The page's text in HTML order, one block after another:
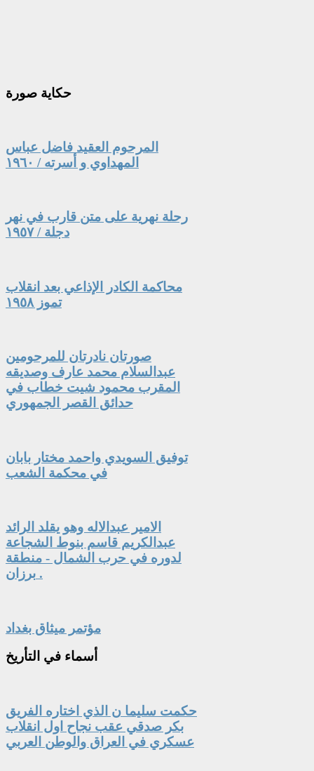
حكاية صورة
المرحوم العقيد فاضل عباس
المهداوي و أسرته / ١٩٦٠
رحلة نهرية على متن قارب في نهر
دجلة / ١٩٥٧
محاكمة الكادر الإذاعي بعد انقلاب
تموز ١٩٥٨
صورتان نادرتان للمرحومين
عبدالسلام محمد عارف وصديقه
المقرب محمود شيت خطاب في
حدائق القصر الجمهوري
توفيق السويدي واحمد مختار بابان
في محكمة الشعب
الامير عبدالاله وهو يقلد الرائد
عبدالكريم قاسم بنوط الشجاعة
لدوره في حرب الشمال - منطقة
برزان .
مؤتمر ميثاق بغداد
أسماء في التأريخ
حكمت سليما ن الذي اختاره الفريق
بكر صدقي عقب نجاح اول انقلاب
عسكري في العراق والوطن العربي